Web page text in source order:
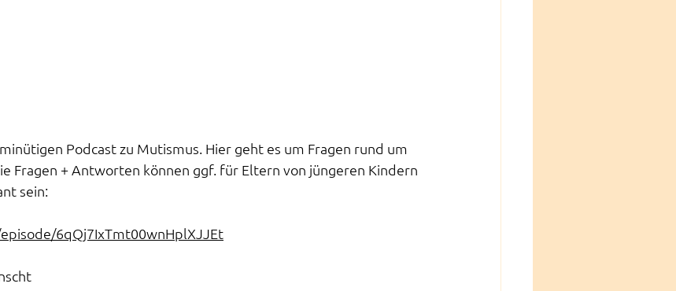
Podcast zu Mutismus. Hier geht es um Fragen rund um
Fragen + Antworten können ggf. für Eltern von jüngeren Kindern
sein:
6qQj7IxTmt00wnHplXJJEt